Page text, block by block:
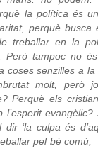
la política és
perquè busca
treballar en la
Però tampoc no
coses senzilles a la
molt, però
Perquè els
l’esperit evangèlic?
‘la culpa és
pel bé comú,